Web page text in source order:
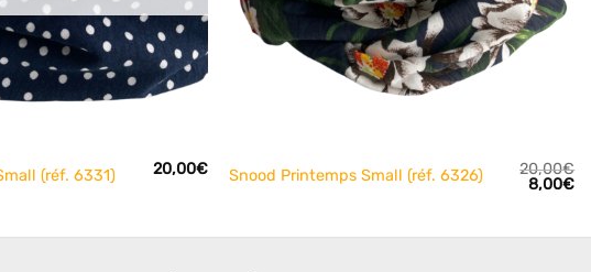
(réf. 6331) 20,00€ Snood Printemps Small (réf. 6326) 20,00€
Le
8,00€Le